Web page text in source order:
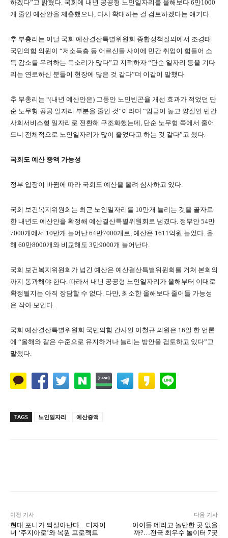
하겠다”고 밝혔다. 국회에 내년 공공형 노인일자리를 올해보다 6만1000
개 줄인 예산안을 제출했으나, 다시 확대하는 걸 검토하겠다는 얘기다.
추 부총리는 이날 국회 예산결산특별위원회 종합정책질의에서 조경태
국민의힘 의원이 “저소득층 등 어르신들 사이에 민간 취업이 힘들어 소
득 감소를 우려하는 목소리가 많다”고 지적하자 “단순 일자리 등을 기다
리는 연로하신 분들이 현장에 많은 것 같다”며 이같이 말했다
추 부총리는 “(내년 예산안은) 그동안 노인빈곤율 개선 효과가 적었던 단
순 노무형 공공 일자리 부분을 줄인 것”이라며 “임금이 높고 양질인 민간
사회서비스형 일자리로 전환해 구조화했는데, 단순 노무형 쪽에서 줄어
드니 전체적으로 노인일자리가 많이 줄었다고 하는 것 같다”고 했다.
국회도 예산 증액 가능성
정부 입장이 바뀜에 따라 국회도 예산을 올려 심사하고 있다.
국회 보건복지위원회는 최근 노인일자리를 10만개 늘리는 것을 골자로
한 내년도 예산안을 확정해 예산결산특별위원회로 넘겼다. 정부안 54만
7000개에서 10만개 늘어난 64만7000개로, 예산은 1611억원 늘었다. 올
해 60만8000개와 비교해도 3만9000개 늘어난다.
국회 보건복지위원회가 넘긴 예산은 예산결산특별위원회를 거쳐 본회의
까지 통과해야 한다. 따라서 내년 공공형 노인일자리가 올해부터 이대로
확정될지는 아직 장담할 수 없다. 다만, 최소한 올해보다 줄어들 가능성
은 작아 보인다.
국회 예산결산특별위원회 국민의힘 간사인 이철규 의원은 16일 한 언론
에 “올해와 같은 수준으로 유지하거나 늘리는 방안을 검토하고 있다”고
말했다.
TAGS 노인일자리 예산증액
이전 기사
현대 포니가 되살아난다…디자이
너 ‘주지아로’와 복원 프로젝트
다음 기사
아이들 데리고 놀만한 곳 없을
까?…전국 최우수 놀이터 7곳